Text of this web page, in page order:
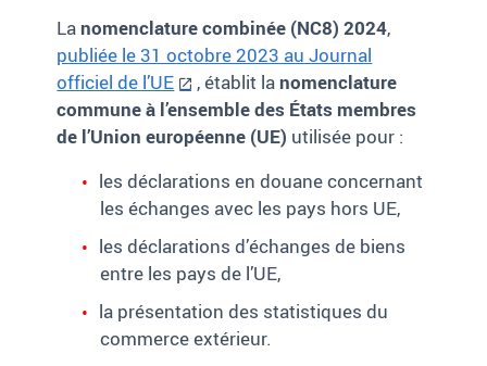
La nomenclature combinée (NC8) 2024,
publiée le 31 octobre 2023 au Journal
officiel de l’UE
, établit la nomenclature
commune à l’ensemble des États membres
de l’Union européenne (UE) utilisée pour :
les déclarations en douane concernant
les échanges avec les pays hors UE,
les déclarations d’échanges de biens
entre les pays de l’UE,
la présentation des statistiques du
commerce extérieur.